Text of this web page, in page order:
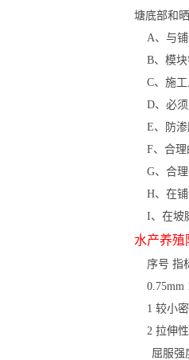
塘底部和
A、与铺
B、模块
C、施工
D、必须
E、防渗
F、合理
G、合理
H、在铺
I、在坡
水产养殖
序号 指
0.75mm
1 较小密
2 拉伸
屈服强度